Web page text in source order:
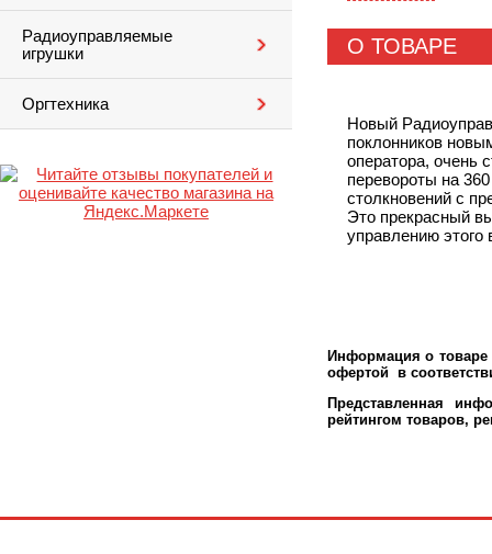
Радиоуправляемые
игрушки
Оргтехника
О ТОВАРЕ
Новый
поклонников
оператора, очень
перевороты на
столкновений с
Это прекрасный
управлению этого
Информация о товаре
офертой в
Представленная
рейтингом товаров,